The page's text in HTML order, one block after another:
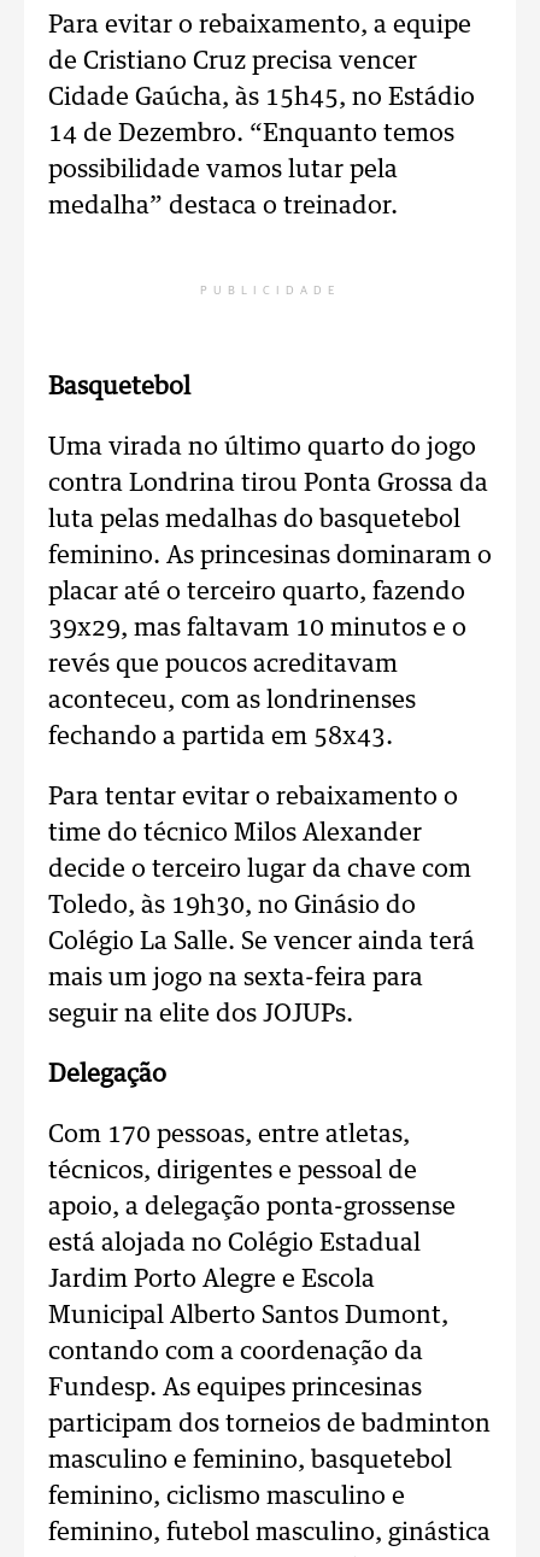
Para evitar o rebaixamento, a equipe
de Cristiano Cruz precisa vencer
Cidade Gaúcha, às 15h45, no Estádio
14 de Dezembro. “Enquanto temos
possibilidade vamos lutar pela
medalha” destaca o treinador.
PUBLICIDADE
Basquetebol
Uma virada no último quarto do jogo
contra Londrina tirou Ponta Grossa da
luta pelas medalhas do basquetebol
feminino. As princesinas dominaram o
placar até o terceiro quarto, fazendo
39x29, mas faltavam 10 minutos e o
revés que poucos acreditavam
aconteceu, com as londrinenses
fechando a partida em 58x43.
Para tentar evitar o rebaixamento o
time do técnico Milos Alexander
decide o terceiro lugar da chave com
Toledo, às 19h30, no Ginásio do
Colégio La Salle. Se vencer ainda terá
mais um jogo na sexta-feira para
seguir na elite dos JOJUPs.
Delegação
Com 170 pessoas, entre atletas,
técnicos, dirigentes e pessoal de
apoio, a delegação ponta-grossense
está alojada no Colégio Estadual
Jardim Porto Alegre e Escola
Municipal Alberto Santos Dumont,
contando com a coordenação da
Fundesp. As equipes princesinas
participam dos torneios de badminton
masculino e feminino, basquetebol
feminino, ciclismo masculino e
feminino, futebol masculino, ginástica